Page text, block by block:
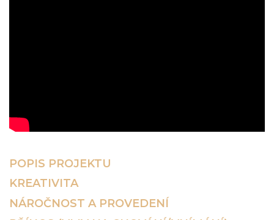
POPIS PROJEKTU
KREATIVITA
NÁROČNOST A PROVEDENÍ